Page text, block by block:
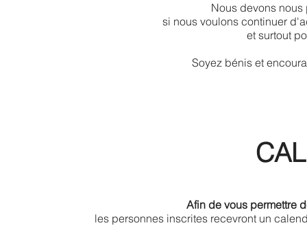
Nous devons
si nous voulons continuer
et surtout
Soyez bénis et
Afin de vous permettre
les personnes inscrites recevront un